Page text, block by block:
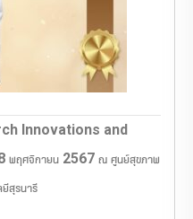
Innovations and
ฤศจิกายน 2567 ณ ศูนย์สุขภาพ
ยีสุรนารี